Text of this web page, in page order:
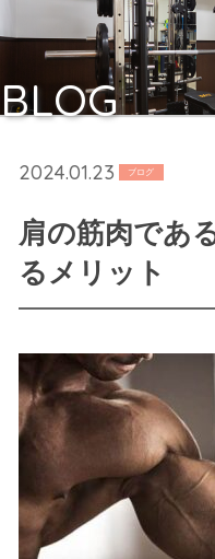
BLOG
2024.01.23 ブログ
肩の筋肉であ
るメリット